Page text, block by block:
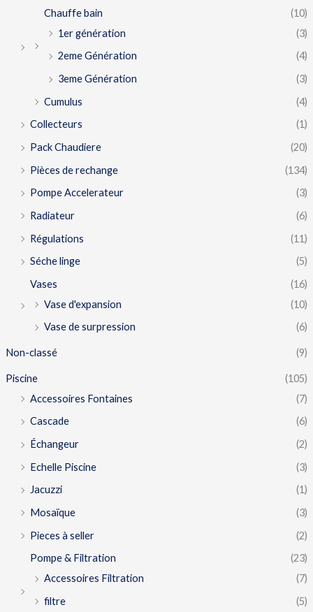
Chauffe bain
(10)
1er génération
(3)
2eme Génération
(4)
3eme Génération
(3)
Cumulus
(4)
Collecteurs
(1)
Pack Chaudiere
(20)
Pièces de rechange
(134)
Pompe Accelerateur
(3)
Radiateur
(6)
Régulations
(11)
Séche linge
(5)
Vases
(16)
Vase d'expansion
(10)
Vase de surpression
(6)
Non-classé (9)
Piscine
(105)
Accessoires Fontaines
(7)
Cascade
(6)
Échangeur
(2)
Echelle Piscine
(3)
Jacuzzi
(1)
Mosaïque
(3)
Pieces à seller
(2)
Pompe & Filtration
(23)
Accessoires Filtration
(7)
filtre
(5)